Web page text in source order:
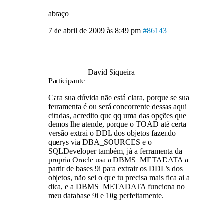
abraço
7 de abril de 2009 às 8:49 pm #86143
David Siqueira
Participante
Cara sua dúvida não está clara, porque se sua
ferramenta é ou será concorrente dessas aqui
citadas, acredito que qq uma das opções que
demos lhe atende, porque o TOAD até certa
versão extrai o DDL dos objetos fazendo
querys via DBA_SOURCES e o
SQLDeveloper também, já a ferramenta da
propria Oracle usa a DBMS_METADATA a
partir de bases 9i para extrair os DDL’s dos
objetos, não sei o que tu precisa mais fica ai a
dica, e a DBMS_METADATA funciona no
meu database 9i e 10g perfeitamente.